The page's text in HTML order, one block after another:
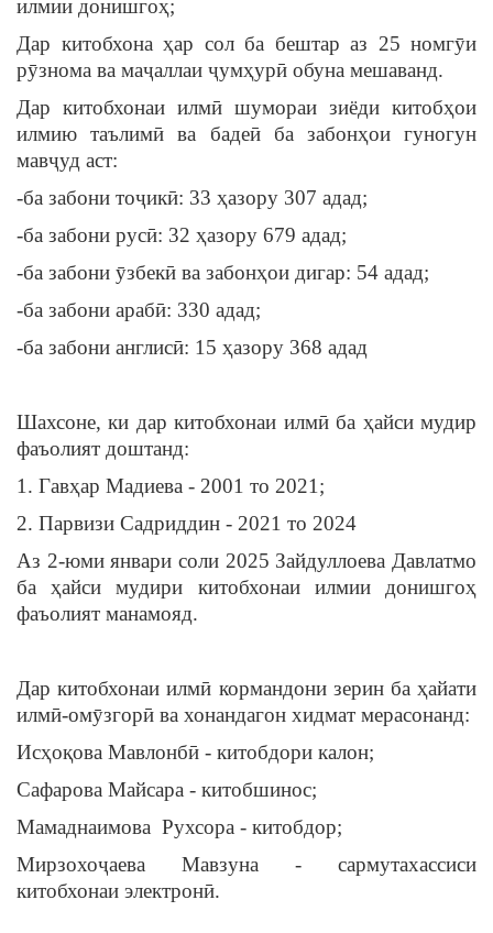
илмии донишгоҳ;
Дар китобхона ҳар сол ба бештар аз 25 номгӯи
рӯзнома ва маҷаллаи ҷумҳурӣ обуна мешаванд.
Дар китобхонаи илмӣ шумораи зиёди китобҳои
илмию таълимӣ ва бадеӣ ба забонҳои гуногун
мавҷуд аст:
-ба забони тоҷикӣ: 33 ҳазору 307 адад;
-ба забони русӣ: 32 ҳазору 679 адад;
-ба забони ӯзбекӣ ва забонҳои дигар: 54 адад;
-ба забони арабӣ: 330 адад;
-ба забони англисӣ: 15 ҳазору 368 адад
Шахсоне, ки дар китобхонаи илмӣ ба ҳайси мудир
фаъолият доштанд:
1. Гавҳар Мадиева - 2001 то 2021;
2. Парвизи Садриддин - 2021 то 2024
Аз 2-юми январи соли 2025 Зайдуллоева Давлатмо
ба ҳайси мудири китобхонаи илмии донишгоҳ
фаъолият манамояд.
Дар китобхонаи илмӣ кормандони зерин ба ҳайати
илмӣ-омӯзгорӣ ва хонандагон хидмат мерасонанд:
Исҳоқова Мавлонбӣ - китобдори калон;
Сафарова Майсара - китобшинос;
Мамаднаимова Рухсора - китобдор;
Мирзохоҷаева Мавзуна - сармутахассиси
китобхонаи электронӣ.